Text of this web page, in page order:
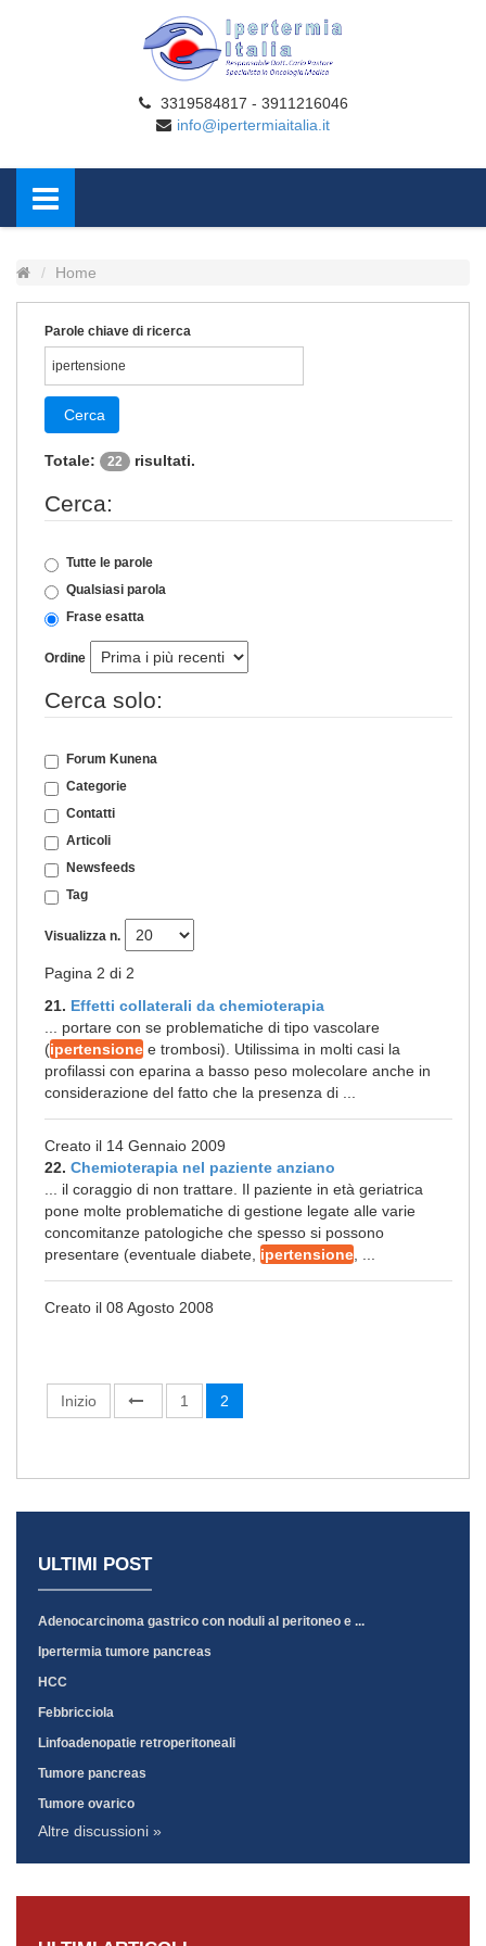
3319584817 - 3911216046
info@ipertermiaitalia.it
Home
Parole chiave di ricerca
Cerca
Totale: 22 risultati.
Cerca:
Tutte le parole
Qualsiasi parola
Frase esatta
Ordine
Cerca solo:
Forum Kunena
Categorie
Contatti
Articoli
Newsfeeds
Tag
Visualizza n.
Pagina 2 di 2
21. Effetti collaterali da chemioterapia
... portare con se problematiche di tipo vascolare
(ipertensione e trombosi). Utilissima in molti casi la
profilassi con eparina a basso peso molecolare anche in
considerazione del fatto che la presenza di ...
Creato il 14 Gennaio 2009
22. Chemioterapia nel paziente anziano
... il coraggio di non trattare. Il paziente in età geriatrica
pone molte problematiche di gestione legate alle varie
concomitanze patologiche che spesso si possono
presentare (eventuale diabete, ipertensione
Creato il 08 Agosto 2008
Inizio 1 2
ULTIMI POST
Adenocarcinoma gastrico con noduli al peritoneo e ...
Ipertermia tumore pancreas
HCC
Febbricciola
Linfoadenopatie retroperitoneali
Tumore pancreas
Tumore ovarico
Altre discussioni »